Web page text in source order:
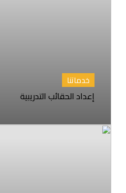
خدماتنا
إعداد الحقائب التدريبية